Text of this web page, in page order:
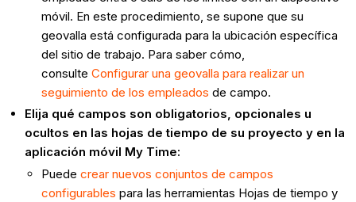
móvil. En este procedimiento, se supone que su
geovalla está configurada para la ubicación específica
del sitio de trabajo. Para saber cómo,
consulteConfigurar una geovalla para realizar un
seguimiento de los empleados de campo.
Elija qué campos son obligatorios, opcionales u
ocultos en las hojas de tiempo de su proyecto y en la
aplicación móvil My Time:
Puedecrear nuevos conjuntos de campos
configurables para las herramientas Hojas de tiempo y